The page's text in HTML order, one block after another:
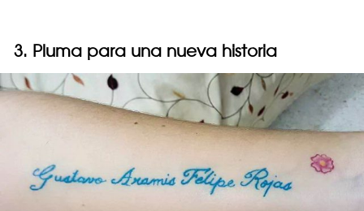
3. Pluma para una nueva historia